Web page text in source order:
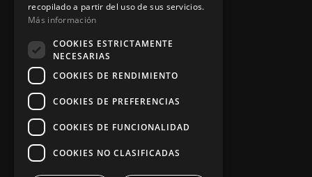
Síguenos
recopilado a partir del uso de sus servicios.
Más información
COOKIES ESTRICTAMENTE
NECESARIAS
COOKIES DE RENDIMIENTO
COOKIES DE PREFERENCIAS
COOKIES DE FUNCIONALIDAD
COOKIES NO CLASIFICADAS